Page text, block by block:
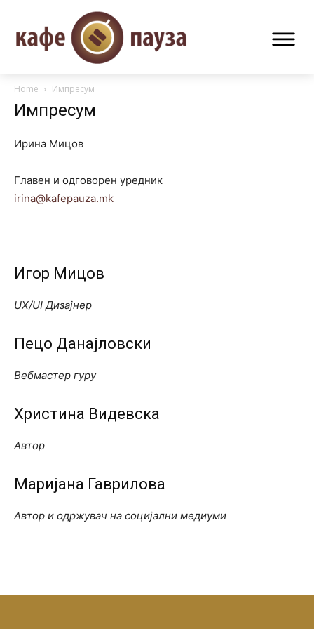
Home Импресум
Импресум
Ирина Мицов
Главен и одговорен уредник
irina@kafepauza.mk
Игор Мицов
UX/UI Дизајнер
Пецо Данајловски
Вебмастер гуру
Христина Видевска
Автор
Маријана Гаврилова
Автор и одржувач на социјални медиуми